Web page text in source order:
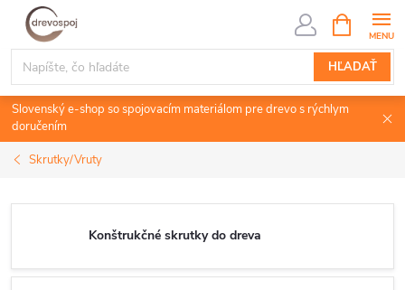
Prejsť
obsah
HĽADAŤ
KOŠÍK
Slovenský e-shop so spojovacím materiálom pre drevo s rýchlym
doručením
Skrutky/Vruty
Konštrukčné skrutky do dreva